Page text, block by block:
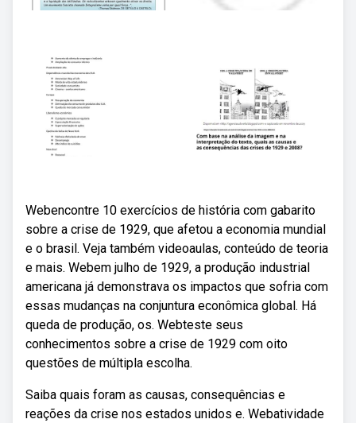
Webencontre 10 exercícios de história com gabarito
sobre a crise de 1929, que afetou a economia mundial
e o brasil. Veja também videoaulas, conteúdo de teoria
e mais. Webem julho de 1929, a produção industrial
americana já demonstrava os impactos que sofria com
essas mudanças na conjuntura econômica global. Há
queda de produção, os. Webteste seus
conhecimentos sobre a crise de 1929 com oito
questões de múltipla escolha.
Saiba quais foram as causas, consequências e
reações da crise nos estados unidos e. Webatividade